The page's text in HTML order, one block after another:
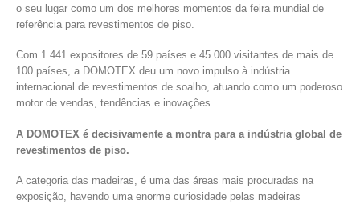
o seu lugar como um dos melhores momentos da feira mundial de
referência para revestimentos de piso.
Com 1.441 expositores de 59 países e 45.000 visitantes de mais de
100 países, a DOMOTEX deu um novo impulso à indústria
internacional de revestimentos de soalho, atuando como um poderoso
motor de vendas, tendências e inovações.
A DOMOTEX é decisivamente a montra para a indústria global de
revestimentos de piso.
A categoria das madeiras, é uma das áreas mais procuradas na
exposição, havendo uma enorme curiosidade pelas madeiras